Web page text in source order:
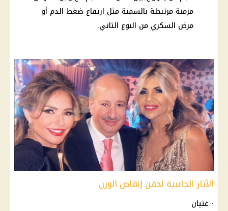
مزمنة مرتبطة بالسمنة مثل ارتفاع ضغط الدم أو
مرض السكري من النوع الثاني.
الآثار الجانبية لحقن إنقاص الوزن
- غثيان